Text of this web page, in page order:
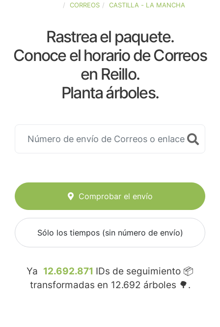
CORREOS CASTILLA - LA MANCHA
Rastrea el paquete.
Conoce el horario de Correos
en Reillo.
Planta árboles.
Comprobar el envío
Sólo los tiempos (sin número de envío)
Ya 12.692.871 IDs de seguimiento 📦
transformadas en 12.692 árboles 🌳.